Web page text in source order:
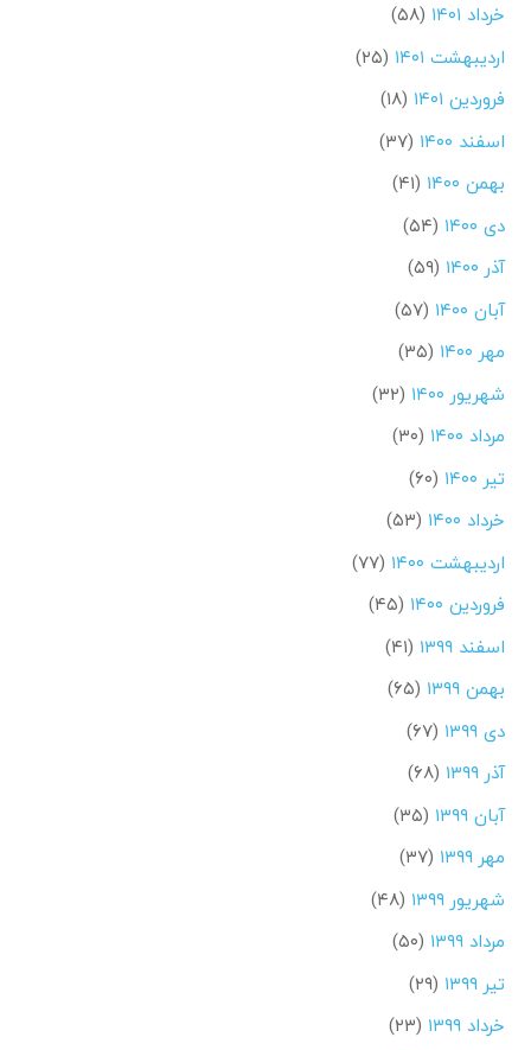
خرداد ۱۴۰۱
(۵۸)
اردیبهشت ۱۴۰۱
(۲۵)
فروردین ۱۴۰۱
(۱۸)
اسفند ۱۴۰۰
(۳۷)
بهمن ۱۴۰۰
(۴۱)
دی ۱۴۰۰
(۵۴)
آذر ۱۴۰۰
(۵۹)
آبان ۱۴۰۰
(۵۷)
مهر ۱۴۰۰
(۳۵)
شهریور ۱۴۰۰
(۳۲)
مرداد ۱۴۰۰
(۳۰)
تیر ۱۴۰۰
(۶۰)
خرداد ۱۴۰۰
(۵۳)
اردیبهشت ۱۴۰۰
(۷۷)
فروردین ۱۴۰۰
(۴۵)
اسفند ۱۳۹۹
(۴۱)
بهمن ۱۳۹۹
(۶۵)
دی ۱۳۹۹
(۶۷)
آذر ۱۳۹۹
(۶۸)
آبان ۱۳۹۹
(۳۵)
مهر ۱۳۹۹
(۳۷)
شهریور ۱۳۹۹
(۴۸)
مرداد ۱۳۹۹
(۵۰)
تیر ۱۳۹۹
(۲۹)
خرداد ۱۳۹۹
(۲۳)